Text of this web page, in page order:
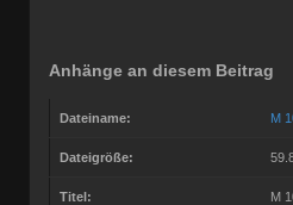
Anhänge an diesem Beitrag
Dateiname: M
Dateigröße:
Titel: M